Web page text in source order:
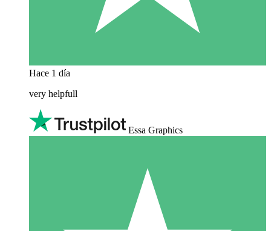
Hace 1 día
very helpfull
Essa Graphics